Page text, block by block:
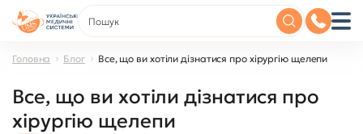
Головна Блог Все, що ви хотіли дізнатися про хірургію щелепи
Все, що ви хотіли дізнатися про
хірургію щелепи